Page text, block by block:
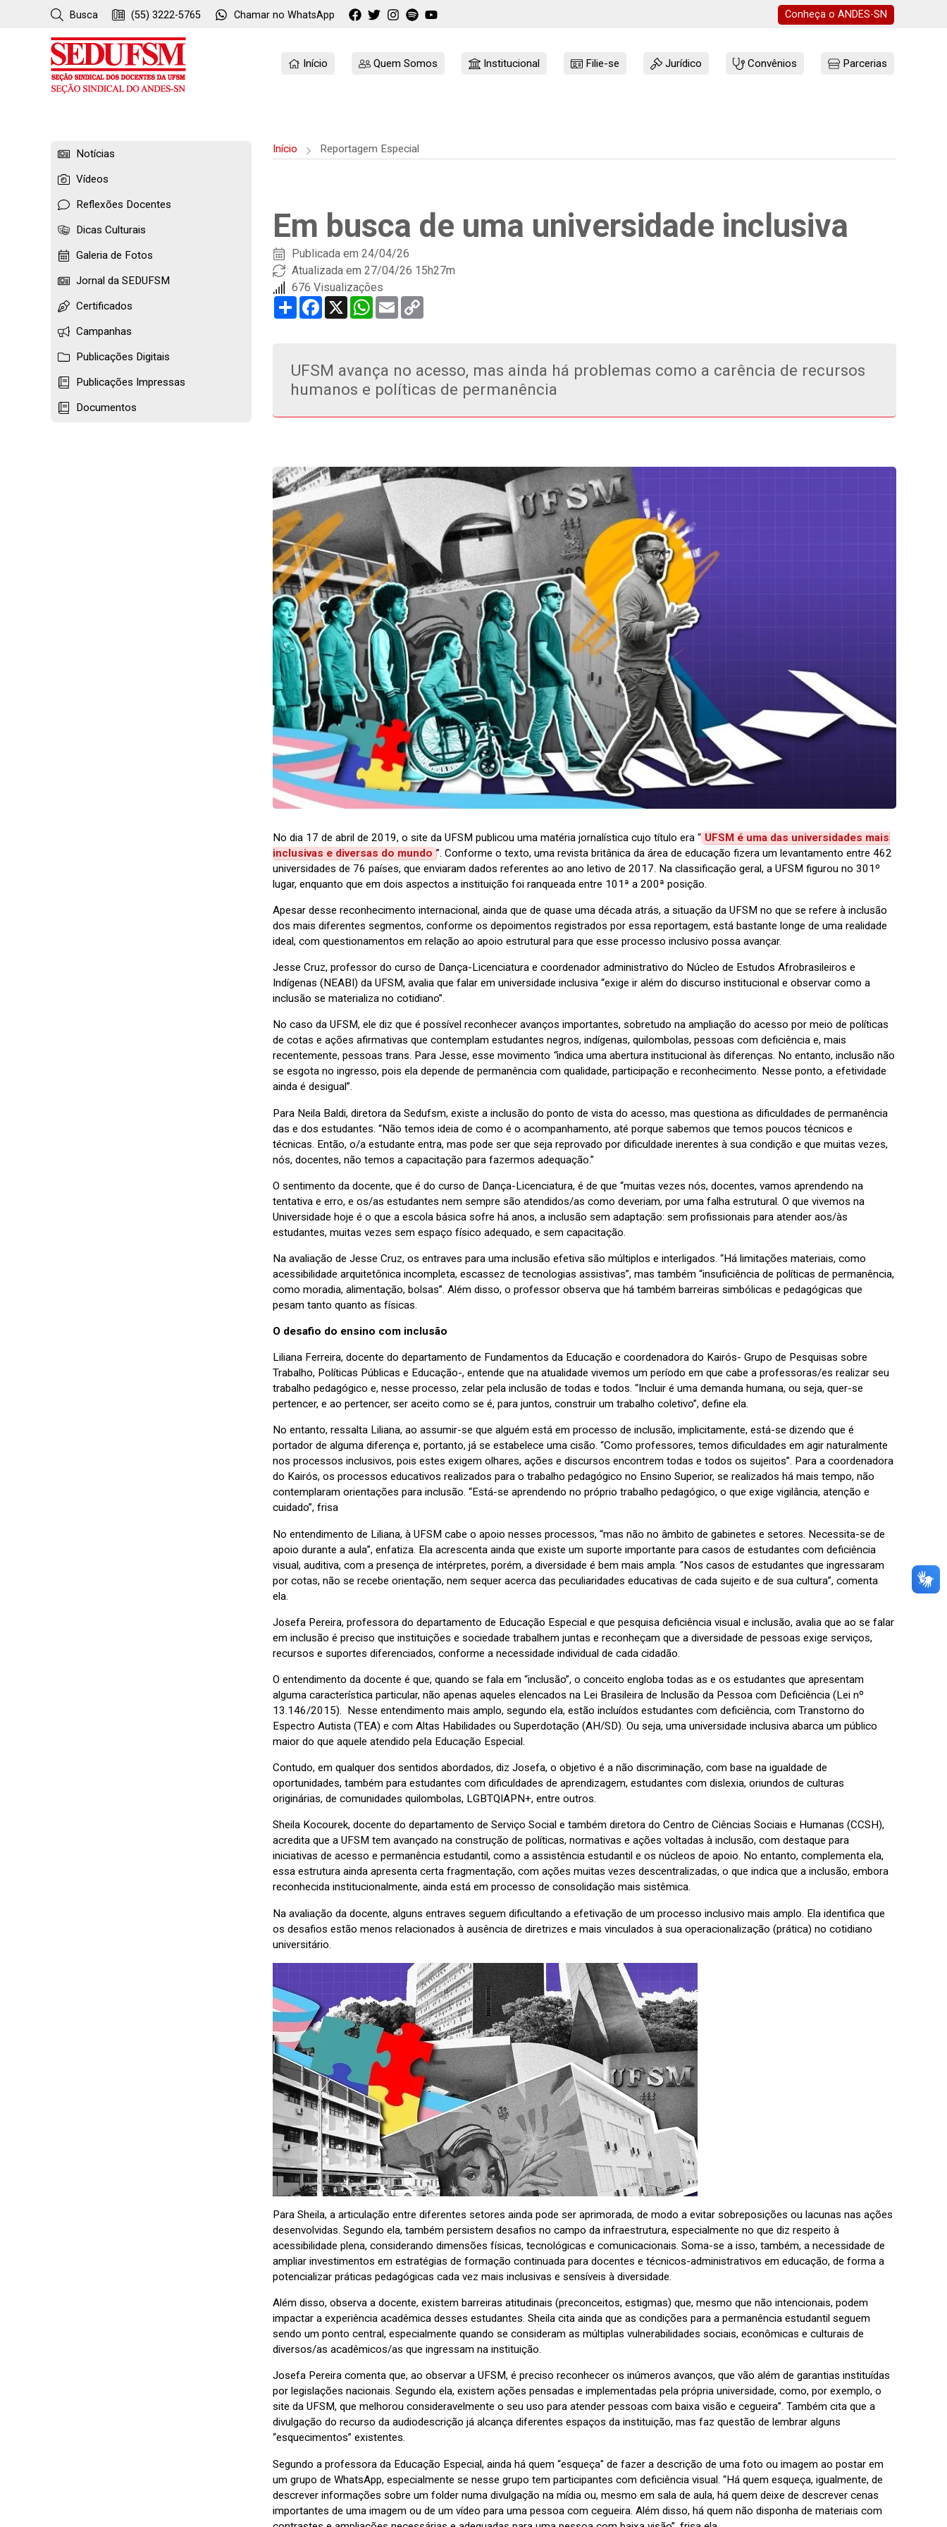
Busca (55) 3222-5765 Chamar no WhatsApp Conheça o ANDES-SN
Início Quem Somos Institucional Filie-se Jurídico Convênios Parcerias
Notícias
Vídeos
Reflexões Docentes
Dicas Culturais
Galeria de Fotos
Jornal da SEDUFSM
Certificados
Campanhas
Publicações Digitais
Publicações Impressas
Documentos
Início Reportagem Especial
Em busca de uma universidade inclusiva
Publicada em24/04/26
Atualizada em 27/04/26 15h27m
676 Visualizações
Share Facebook
X WhatsApp
Email
UFSM avança no acesso, mas ainda há problemas como a carência de recursos
humanos e políticas de permanência
No dia 17 de abril de 2019, o site da UFSM publicou uma matéria jornalística cujo título era “ UFSM é uma das universidades mais
inclusivas e diversas do mundo ”. Conforme o texto, uma revista britânica da área de educação fizera um levantamento entre 462
universidades de 76 países, que enviaram dados referentes ao ano letivo de 2017. Na classificação geral, a UFSM figurou no 301º
lugar, enquanto que em dois aspectos a instituição foi ranqueada entre 101ª a 200ª posição.
Apesar desse reconhecimento internacional, ainda que de quase uma década atrás, a situação da UFSM no que se refere à inclusão
dos mais diferentes segmentos, conforme os depoimentos registrados por essa reportagem, está bastante longe de uma realidade
ideal, com questionamentos em relação ao apoio estrutural para que esse processo inclusivo possa avançar.
Jesse Cruz, professor do curso de Dança-Licenciatura e coordenador administrativo do Núcleo de Estudos Afrobrasileiros e
Indígenas (NEABI) da UFSM, avalia que falar em universidade inclusiva “exige ir além do discurso institucional e observar como a
inclusão se materializa no cotidiano”.
No caso da UFSM, ele diz que é possível reconhecer avanços importantes, sobretudo na ampliação do acesso por meio de políticas
de cotas e ações afirmativas que contemplam estudantes negros, indígenas, quilombolas, pessoas com deficiência e, mais
recentemente, pessoas trans. Para Jesse, esse movimento “indica uma abertura institucional às diferenças. No entanto, inclusão não
se esgota no ingresso, pois ela depende de permanência com qualidade, participação e reconhecimento. Nesse ponto, a efetividade
ainda é desigual”.
Para Neila Baldi, diretora da Sedufsm, existe a inclusão do ponto de vista do acesso, mas questiona as dificuldades de permanência
das e dos estudantes. “Não temos ideia de como é o acompanhamento, até porque sabemos que temos poucos técnicos e
técnicas. Então, o/a estudante entra, mas pode ser que seja reprovado por dificuldade inerentes à sua condição e que muitas vezes,
nós, docentes, não temos a capacitação para fazermos adequação.”
O sentimento da docente, que é do curso de Dança-Licenciatura, é de que “muitas vezes nós, docentes, vamos aprendendo na
tentativa e erro, e os/as estudantes nem sempre são atendidos/as como deveriam, por uma falha estrutural. O que vivemos na
Universidade hoje é o que a escola básica sofre há anos, a inclusão sem adaptação: sem profissionais para atender aos/às
estudantes, muitas vezes sem espaço físico adequado, e sem capacitação.
Na avaliação de Jesse Cruz, os entraves para uma inclusão efetiva são múltiplos e interligados. “Há limitações materiais, como
acessibilidade arquitetônica incompleta, escassez de tecnologias assistivas”, mas também “insuficiência de políticas de permanência,
como moradia, alimentação, bolsas”. Além disso, o professor observa que há também barreiras simbólicas e pedagógicas que
pesam tanto quanto as físicas.
O desafio do ensino com inclusão
Liliana Ferreira, docente do departamento de Fundamentos da Educação e coordenadora do Kairós- Grupo de Pesquisas sobre
Trabalho, Políticas Públicas e Educação-, entende que na atualidade vivemos um período em que cabe a professoras/es realizar seu
trabalho pedagógico e, nesse processo, zelar pela inclusão de todas e todos. “Incluir é uma demanda humana, ou seja, quer-se
pertencer, e ao pertencer, ser aceito como se é, para juntos, construir um trabalho coletivo”, define ela.
No entanto, ressalta Liliana, ao assumir-se que alguém está em processo de inclusão, implicitamente, está-se dizendo que é
portador de alguma diferença e, portanto, já se estabelece uma cisão. “Como professores, temos dificuldades em agir naturalmente
nos processos inclusivos, pois estes exigem olhares, ações e discursos encontrem todas e todos os sujeitos”. Para a coordenadora
do Kairós, os processos educativos realizados para o trabalho pedagógico no Ensino Superior, se realizados há mais tempo, não
contemplaram orientações para inclusão. “Está-se aprendendo no próprio trabalho pedagógico, o que exige vigilância, atenção e
cuidado”, frisa
No entendimento de Liliana, à UFSM cabe o apoio nesses processos, “mas não no âmbito de gabinetes e setores. Necessita-se de
apoio durante a aula”, enfatiza. Ela acrescenta ainda que existe um suporte importante para casos de estudantes com deficiência
visual, auditiva, com a presença de intérpretes, porém, a diversidade é bem mais ampla. “Nos casos de estudantes que ingressaram
por cotas, não se recebe orientação, nem sequer acerca das peculiaridades educativas de cada sujeito e de sua cultura”, comenta
ela.
Josefa Pereira, professora do departamento de Educação Especial e que pesquisa deficiência visual e inclusão, avalia que ao se falar
em inclusão é preciso que instituições e sociedade trabalhem juntas e reconheçam que a diversidade de pessoas exige serviços,
recursos e suportes diferenciados, conforme a necessidade individual de cada cidadão.
O entendimento da docente é que, quando se fala em “inclusão”, o conceito engloba todas as e os estudantes que apresentam
alguma característica particular, não apenas aqueles elencados na Lei Brasileira de Inclusão da Pessoa com Deficiência (Lei nº
13.146/2015). Nesse entendimento mais amplo, segundo ela, estão incluídos estudantes com deficiência, com Transtorno do
Espectro Autista (TEA) e com Altas Habilidades ou Superdotação (AH/SD). Ou seja, uma universidade inclusiva abarca um público
maior do que aquele atendido pela Educação Especial.
Contudo, em qualquer dos sentidos abordados, diz Josefa, o objetivo é a não discriminação, com base na igualdade de
oportunidades, também para estudantes com dificuldades de aprendizagem, estudantes com dislexia, oriundos de culturas
originárias, de comunidades quilombolas, LGBTQIAPN+, entre outros.
Sheila Kocourek, docente do departamento de Serviço Social e também diretora do Centro de Ciências Sociais e Humanas (CCSH),
acredita que a UFSM tem avançado na construção de políticas, normativas e ações voltadas à inclusão, com destaque para
iniciativas de acesso e permanência estudantil, como a assistência estudantil e os núcleos de apoio. No entanto, complementa ela,
essa estrutura ainda apresenta certa fragmentação, com ações muitas vezes descentralizadas, o que indica que a inclusão, embora
reconhecida institucionalmente, ainda está em processo de consolidação mais sistêmica.
Na avaliação da docente, alguns entraves seguem dificultando a efetivação de um processo inclusivo mais amplo. Ela identifica que
os desafios estão menos relacionados à ausência de diretrizes e mais vinculados à sua operacionalização (prática) no cotidiano
universitário.
Para Sheila, a articulação entre diferentes setores ainda pode ser aprimorada, de modo a evitar sobreposições ou lacunas nas ações
desenvolvidas. Segundo ela, também persistem desafios no campo da infraestrutura, especialmente no que diz respeito à
acessibilidade plena, considerando dimensões físicas, tecnológicas e comunicacionais. Soma-se a isso, também, a necessidade de
ampliar investimentos em estratégias de formação continuada para docentes e técnicos-administrativos em educação, de forma a
potencializar práticas pedagógicas cada vez mais inclusivas e sensíveis à diversidade.
Além disso, observa a docente, existem barreiras atitudinais (preconceitos, estigmas) que, mesmo que não intencionais, podem
impactar a experiência acadêmica desses estudantes. Sheila cita ainda que as condições para a permanência estudantil seguem
sendo um ponto central, especialmente quando se consideram as múltiplas vulnerabilidades sociais, econômicas e culturais de
diversos/as acadêmicos/as que ingressam na instituição.
Josefa Pereira comenta que, ao observar a UFSM, é preciso reconhecer os inúmeros avanços, que vão além de garantias instituídas
por legislações nacionais. Segundo ela, existem ações pensadas e implementadas pela própria universidade, como, por exemplo, o
site da UFSM, que melhorou consideravelmente o seu uso para atender pessoas com baixa visão e cegueira”. Também cita que a
divulgação do recurso da audiodescrição já alcança diferentes espaços da instituição, mas faz questão de lembrar alguns
“esquecimentos” existentes.
Segundo a professora da Educação Especial, ainda há quem “esqueça" de fazer a descrição de uma foto ou imagem ao postar em
um grupo de WhatsApp, especialmente se nesse grupo tem participantes com deficiência visual. “Há quem esqueça, igualmente, de
descrever informações sobre um folder numa divulgação na mídia ou, mesmo em sala de aula, há quem deixe de descrever cenas
importantes de uma imagem ou de um vídeo para uma pessoa com cegueira. Além disso, há quem não disponha de materiais com